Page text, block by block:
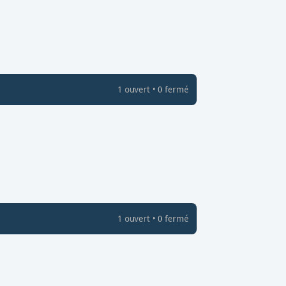
1 ouvert• 0 fermé
1 ouvert• 0 fermé